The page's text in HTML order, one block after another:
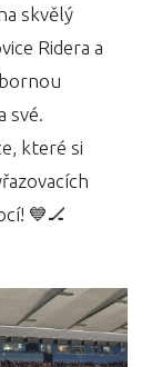
skvělý
Ridera a
své.
které si
💙🏒